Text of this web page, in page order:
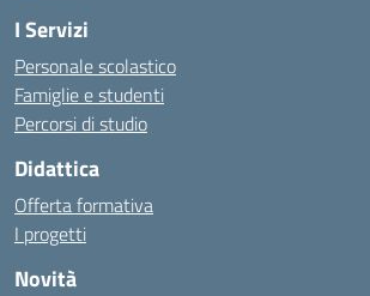
I Servizi
Personale scolastico
Famiglie e studenti
Percorsi di studio
Didattica
Offerta formativa
I progetti
Novità